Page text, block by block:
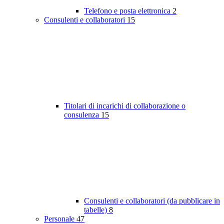
Telefono e posta elettronica 2
Consulenti e collaboratori 15
Titolari di incarichi di collaborazione o
consulenza 15
Consulenti e collaboratori (da pubblicare in
tabelle) 8
Personale 47